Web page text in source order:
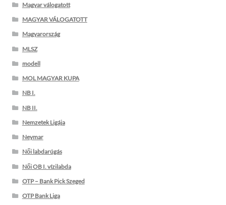
Magyar válogatott
MAGYAR VÁLOGATOTT
Magyarország
MLSZ
modell
MOL MAGYAR KUPA
NB I.
NB II.
Nemzetek Ligája
Neymar
Női labdarúgás
Női OB I. vízilabda
OTP – Bank Pick Szeged
OTP Bank Liga